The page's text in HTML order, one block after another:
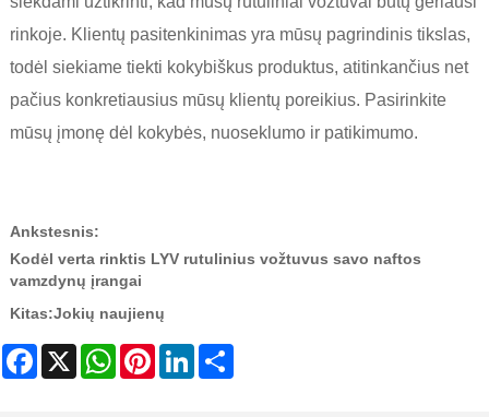
rinkoje. Klientų pasitenkinimas yra mūsų pagrindinis tikslas,
todėl siekiame tiekti kokybiškus produktus, atitinkančius net
pačius konkretiausius mūsų klientų poreikius. Pasirinkite
mūsų įmonę dėl kokybės, nuoseklumo ir patikimumo.
Ankstesnis:
Kodėl verta rinktis LYV rutulinius vožtuvus savo naftos
vamzdynų įrangai
Kitas:Jokių naujienų
Facebook
X WhatsAppPinterestLinkedIn